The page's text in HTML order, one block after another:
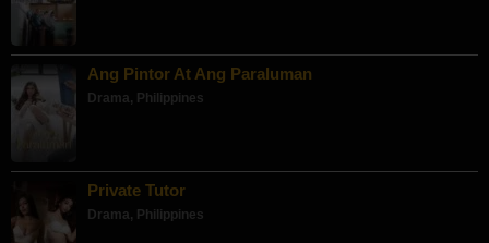
Ang Pintor At Ang Paraluman
Drama, Philippines
Private Tutor
Drama, Philippines